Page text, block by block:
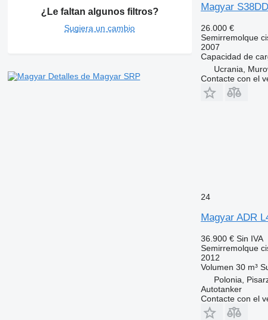
¿Le faltan algunos filtros?
Sugiera un cambio
Detalles de Magyar SRP
Magyar
26.000 €
Semirremolque
2007
Capacidad de
Ucrania,
Contacte con el
24
Magyar ADR
36.900 € Sin IVA
Semirremolque
2012
Volumen 30 m³
Polonia,
Autotanker
Contacte con el